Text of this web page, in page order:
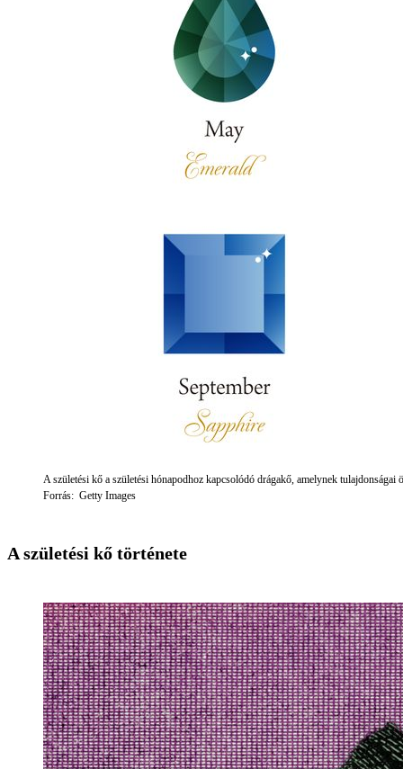
A születési kő a születési hónapodhoz kapcsolódó drágakő, amelynek tulajdonságai
Forrás: Getty Images
A születési kő története